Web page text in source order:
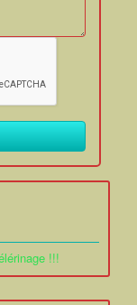
!!!